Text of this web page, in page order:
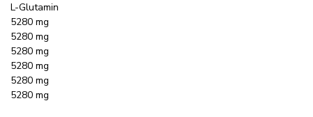
L-Glutamin
5280 mg
5280 mg
5280 mg
5280 mg
5280 mg
5280 mg